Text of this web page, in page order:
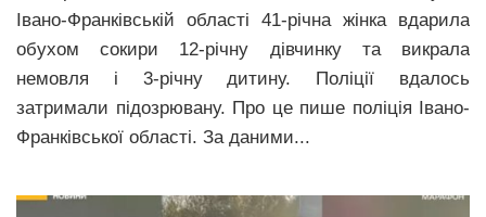
Івано-Франківській області 41-річна жінка вдарила
обухом сокири 12-річну дівчинку та викрала
немовля і 3-річну дитину. Поліції вдалось
затримали підозрювану. Про це пише поліція Івано-
Франківської області. За даними...